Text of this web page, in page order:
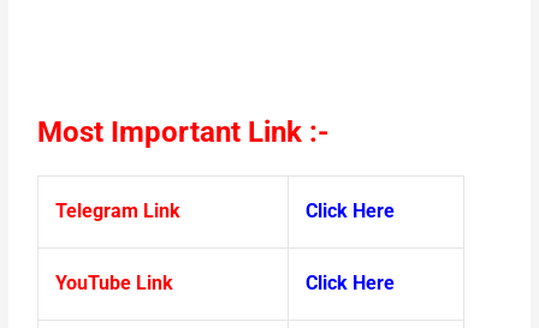
Most Important Link :-
Telegram Link Click Here
YouTube Link Click Here